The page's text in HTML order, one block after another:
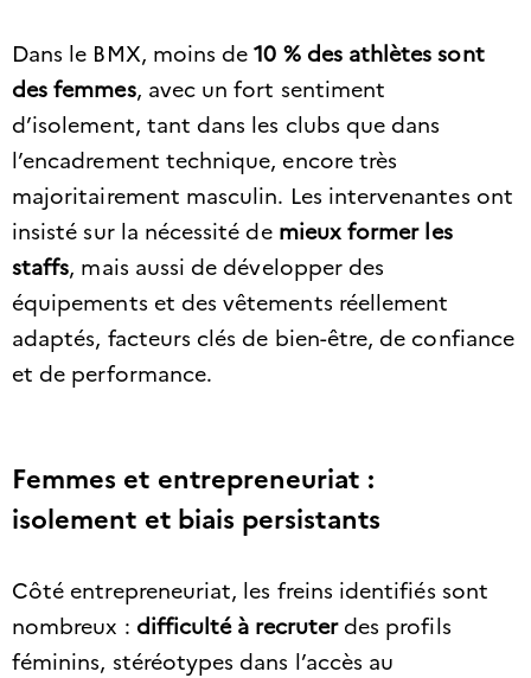
Dans le BMX, moins de10 % des athlètes sont
des femmes, avec un fort sentiment
d’isolement, tant dans les clubs que dans
l’encadrement technique, encore très
majoritairement masculin. Les intervenantes ont
insisté sur la nécessité de mieux former les
staffs, mais aussi de développer des
équipements et des vêtements réellement
adaptés, facteurs clés de bien-être, de confiance
et de performance.
Femmes et entrepreneuriat :
isolement et biais persistants
Côté entrepreneuriat, les freins identifiés sont
nombreux : difficulté à recruterdes profils
féminins, stéréotypes dans l’accès au